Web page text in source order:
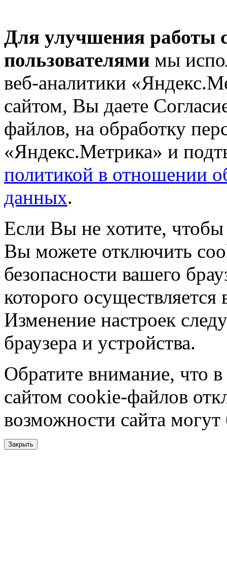
Для улучшения работы
пользователями мы
веб-аналитики
сайтом, Вы даете
файлов, на обработку
«Яндекс.Метрика» и
политикой в отношении
данных.
Если Вы не хотите,
Вы можете отключить
безопасности вашего
которого
Изменение настроек
браузера и устройства.
Обратите внимание, что в
сайтом cookie-файлов
возможности сайта
Закрыть